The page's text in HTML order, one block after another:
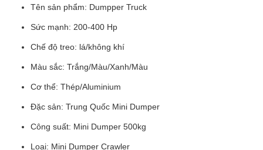
Tên sản phẩm: Dumpper Truck
Sức mạnh: 200-400 Hp
Chế độ treo: lá/không khí
Màu sắc: Trắng/Màu/Xanh/Màu
Cơ thể: Thép/Aluminium
Đặc sản: Trung Quốc Mini Dumper
Công suất: Mini Dumper 500kg
Loại: Mini Dumper Crawler